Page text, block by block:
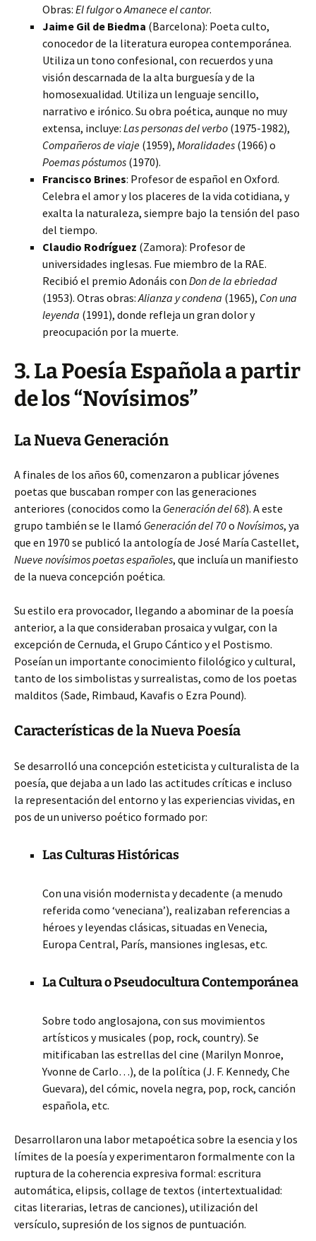
Obras: El fulgoroAmanece el cantor.
Jaime Gil de Biedma (Barcelona): Poeta culto,
conocedor de la literatura europea contemporánea.
Utiliza un tono confesional, con recuerdos y una
visión descarnada de la alta burguesía y de la
homosexualidad. Utiliza un lenguaje sencillo,
narrativo e irónico. Su obra poética, aunque no muy
extensa, incluye: Las personas del verbo (1975-1982),
Compañeros de viaje (1959), Moralidades (1966) o
Poemas póstumos (1970).
Francisco Brines: Profesor de español en Oxford.
Celebra el amor y los placeres de la vida cotidiana, y
exalta la naturaleza, siempre bajo la tensión del paso
del tiempo.
Claudio Rodríguez (Zamora): Profesor de
universidades inglesas. Fue miembro de la RAE.
Recibió el premio Adonáis con Don de la ebriedad
(1953). Otras obras:Alianza y condena (1965), Con una
leyenda (1991), donde refleja un gran dolor y
preocupación por la muerte.
3. La Poesía Española a partir
de los “Novísimos”
La Nueva Generación
A finales de los años 60, comenzaron a publicar jóvenes
poetas que buscaban romper con las generaciones
anteriores (conocidos como la Generación del 68). A este
grupo también se le llamó Generación del 70o Novísimos, ya
que en 1970 se publicó la antología de José María Castellet,
Nueve novísimos poetas españoles, que incluía un manifiesto
de la nueva concepción poética.
Su estilo era provocador, llegando a abominar de la poesía
anterior, a la que consideraban prosaica y vulgar, con la
excepción de Cernuda, el Grupo Cántico y el Postismo.
Poseían un importante conocimiento filológico y cultural,
tanto de los simbolistas y surrealistas, como de los poetas
malditos (Sade, Rimbaud, Kavafis o Ezra Pound).
Características de la Nueva Poesía
Se desarrolló una concepción esteticista y culturalista de la
poesía, que dejaba a un lado las actitudes críticas e incluso
la representación del entorno y las experiencias vividas, en
pos de un universo poético formado por:
Las Culturas Históricas
Con una visión modernista y decadente (a menudo
referida como ‘veneciana’), realizaban referencias a
héroes y leyendas clásicas, situadas en Venecia,
Europa Central, París, mansiones inglesas, etc.
La Cultura o Pseudocultura Contemporánea
Sobre todo anglosajona, con sus movimientos
artísticos y musicales (pop, rock, country). Se
mitificaban las estrellas del cine (Marilyn Monroe,
Yvonne de Carlo…), de la política (J. F. Kennedy, Che
Guevara), del cómic, novela negra, pop, rock, canción
española, etc.
Desarrollaron una labor metapoética sobre la esencia y los
límites de la poesía y experimentaron formalmente con la
ruptura de la coherencia expresiva formal: escritura
automática, elipsis, collage de textos (intertextualidad:
citas literarias, letras de canciones), utilización del
versículo, supresión de los signos de puntuación.